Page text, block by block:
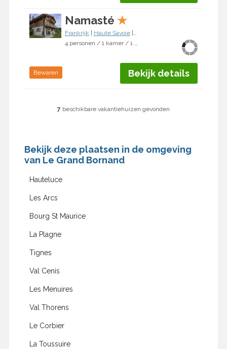
Namasté ★
Frankrijk Haute Savoie|
Le Grand Bornand
4 personen / 1 kamer / 1 slaapkamer
Bewaren Bekijk details
7beschikbare vakantiehuizen gevonden
Bekijk deze plaatsen in de omgeving
van Le Grand Bornand
Hauteluce
Les Arcs
Bourg St Maurice
La Plagne
Tignes
Val Cenis
Les Menuires
Val Thorens
Le Corbier
La Toussuire